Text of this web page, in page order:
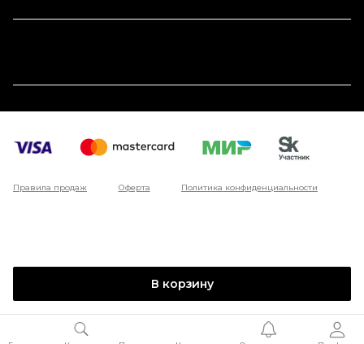
В корзину
Правила продаж Оферта Политика конфиденциальности